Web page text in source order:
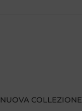
NUOVA COLLEZIONE